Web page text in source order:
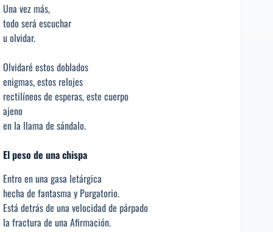
Una vez más,
todo será escuchar
u olvidar.
Olvidaré estos doblados
enigmas, estos relojes
rectilíneos de esperas, este cuerpo
ajeno
en la llama de sándalo.
El peso de una chispa
Entro en una gasa letárgica
hecha de fantasma y Purgatorio.
Está detrás de una velocidad de párpado
la fractura de una Afirmación.